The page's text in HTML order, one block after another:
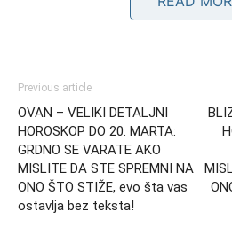
otkrivanje pravih namera ljudi iz
Neki Bikovi će biti iznenađeni
su verovali da ih poznaju u
situacijama može doći do
percepciju odnosa.
Previous article
OVAN – VELIKI DETALJNI
HOROSKOP DO 20. MARTA:
GRDNO SE VARATE AKO
MISLITE DA STE SPREMNI NA
ONO ŠTO STIŽE, evo šta vas
ostavlja bez teksta!